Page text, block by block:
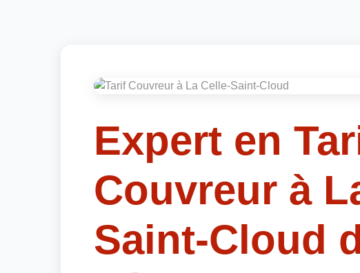
Expert en
Couvreur à
Saint-Cloud